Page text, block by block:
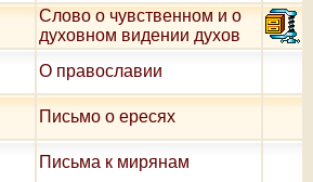
Слово о чувственном и о
духовном видении духов
О православии
Письмо о ересях
Письма к мирянам